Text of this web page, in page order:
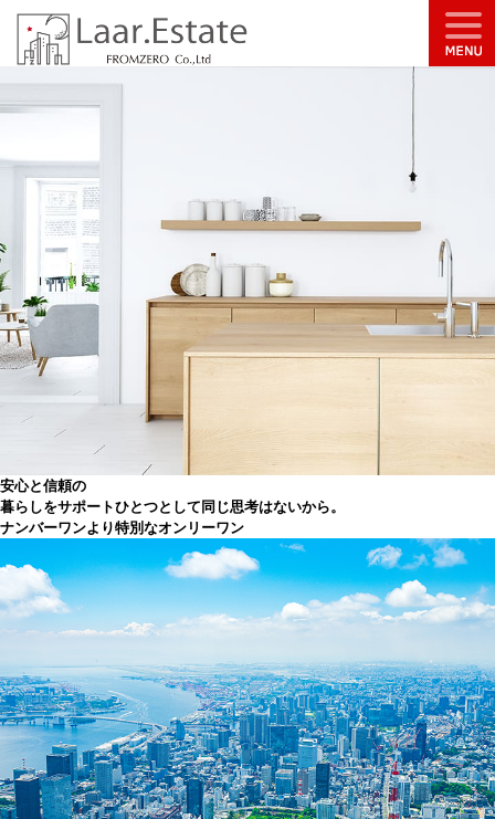
安心と信頼の
暮らしをサポートひとつとして同じ思考はないから。
ナンバーワンより特別なオンリーワン